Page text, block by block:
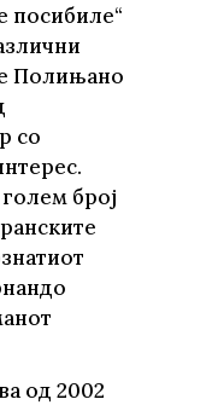
посибиле“
Полињано
со
број
од 2002